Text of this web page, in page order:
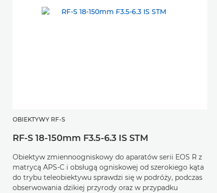
OBIEKTYWY RF-S
RF-S 18-150mm F3.5-6.3 IS STM
Obiektyw zmiennoogniskowy do aparatów serii EOS R z
matrycą APS-C i obsługą ogniskowej od szerokiego kąta
do trybu teleobiektywu sprawdzi się w podróży, podczas
obserwowania dzikiej przyrody oraz w przypadku